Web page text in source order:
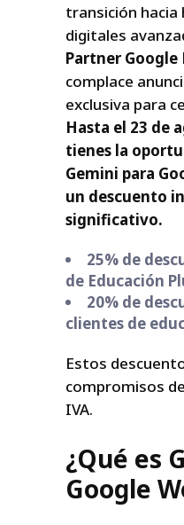
transición
digitales
Partner
complace
exclusiva para
Hasta el 23 de
tienes la
Gemini para
un descuento
significativo.
25% de
de Educación
20% de
clientes de
Estos
compromisos
IVA.
¿Qué es
Google